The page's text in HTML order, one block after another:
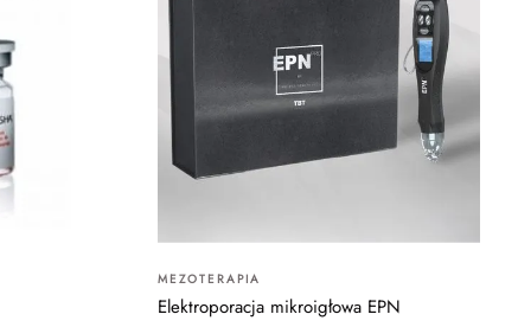
MEZOTERAPIA
Elektroporacja mikroigłowa EPN